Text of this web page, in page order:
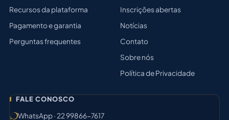
Recursos da plataforma
Pagamento e garantia
Perguntas frequentes
Inscrições abertas
Notícias
Contato
Sobre nós
Política de Privacidade
FALE CONOSCO
WhatsApp · 22 99866-7617